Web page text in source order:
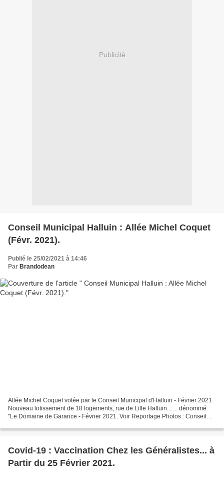
Publicité
Conseil Municipal Halluin : Allée Michel Coquet
(Févr. 2021).
Publié le 25/02/2021 à 14:46
Par Brandodean
Allée Michel Coquet votée par le Conseil Municipal d'Halluin - Février 2021.
Nouveau lotissement de 18 logements, rue de Lille Halluin... ... dénommé
"Le Domaine de Garance - Février 2021. Voir Reportage Photos : Conseil
Covid-19 : Vaccination Chez les Généralistes... à
Partir du 25 Février 2021.